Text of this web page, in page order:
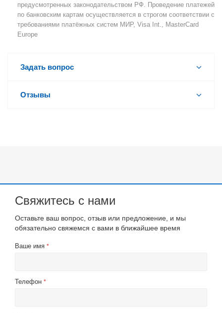
предусмотренных законодательством РФ. Проведение платежей
по банковским картам осуществляется в строгом соответствии с
требованиями платёжных систем МИР, Visa Int., MasterCard
Europe
Задать вопрос
Отзывы
Свяжитесь с нами
Оставьте ваш вопрос, отзыв или предложение, и мы
обязательно свяжемся с вами в ближайшее время
Ваше имя *
Телефон *